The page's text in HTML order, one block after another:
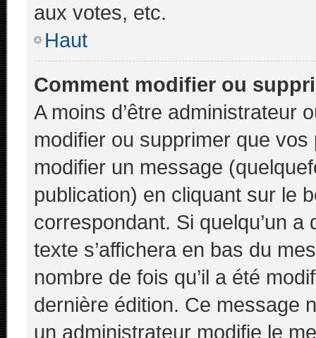
aux votes, etc.
Haut
Comment modifier ou
A moins d’être administrateur
modifier ou supprimer que
modifier un message
publication) en cliquant sur le
correspondant. Si quelqu’un
texte s’affichera en bas du
nombre de fois qu’il a été
dernière édition. Ce message
un administrateur modifie le